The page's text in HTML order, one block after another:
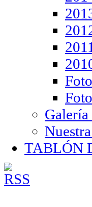
2011
Galería
TABLÓN